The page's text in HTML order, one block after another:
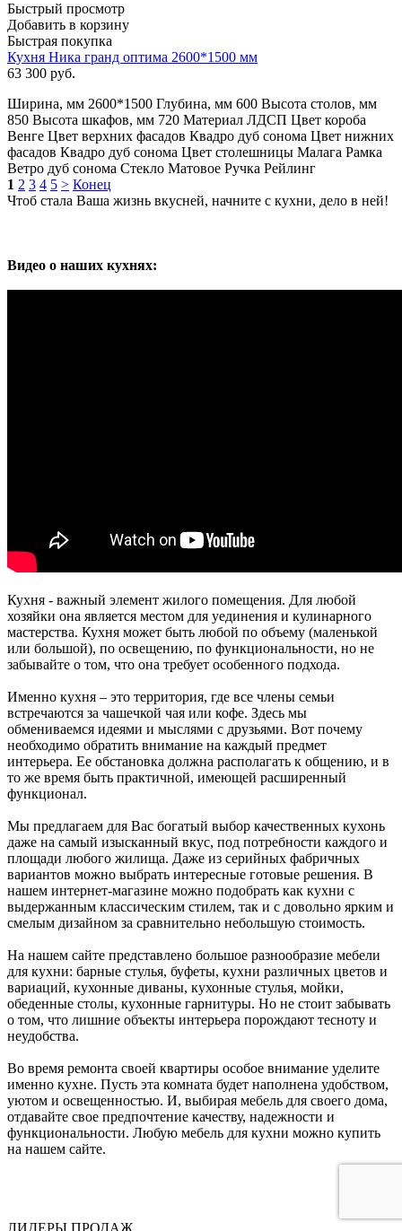
Быстрый просмотр
Добавить в корзину
Быстрая покупка
Кухня Ника гранд оптима 2600*1500 мм
63 300 руб.
Ширина, мм 2600*1500 Глубина, мм 600 Высота столов, мм
850 Высота шкафов, мм 720 Материал ЛДСП Цвет короба
Венге Цвет верхних фасадов Квадро дуб сонома Цвет нижних
фасадов Квадро дуб сонома Цвет столешницы Малага Рамка
Ветро дуб сонома Стекло Матовое Ручка Рейлинг
1 2 3 4 5 > Конец
Чтоб стала Ваша жизнь вкусней, начните с кухни, дело в ней!
Видео о наших кухнях:
Кухня - важный элемент жилого помещения. Для любой
хозяйки она является местом для уединения и кулинарного
мастерства. Кухня может быть любой по объему (маленькой
или большой), по освещению, по функциональности, но не
забывайте о том, что она требует особенного подхода.
Именно кухня – это территория, где все члены семьи
встречаются за чашечкой чая или кофе. Здесь мы
обмениваемся идеями и мыслями с друзьями. Вот почему
необходимо обратить внимание на каждый предмет
интерьера. Ее обстановка должна располагать к общению, и в
то же время быть практичной, имеющей расширенный
функционал.
Мы предлагаем для Вас богатый выбор качественных кухонь
даже на самый изысканный вкус, под потребности каждого и
площади любого жилища. Даже из серийных фабричных
вариантов можно выбрать интересные готовые решения. В
нашем интернет-магазине можно подобрать как кухни с
выдержанным классическим стилем, так и с довольно ярким и
смелым дизайном за сравнительно небольшую стоимость.
На нашем сайте представлено большое разнообразие мебели
для кухни: барные стулья, буфеты, кухни различных цветов и
вариаций, кухонные диваны, кухонные стулья, мойки,
обеденные столы, кухонные гарнитуры. Но не стоит забывать
о том, что лишние объекты интерьера порождают тесноту и
неудобства.
Во время ремонта своей квартиры особое внимание уделите
именно кухне. Пусть эта комната будет наполнена удобством,
уютом и освещенностью. И, выбирая мебель для своего дома,
отдавайте свое предпочтение качеству, надежности и
функциональности. Любую мебель для кухни можно купить
на нашем сайте.
ЛИДЕРЫ ПРОДАЖ